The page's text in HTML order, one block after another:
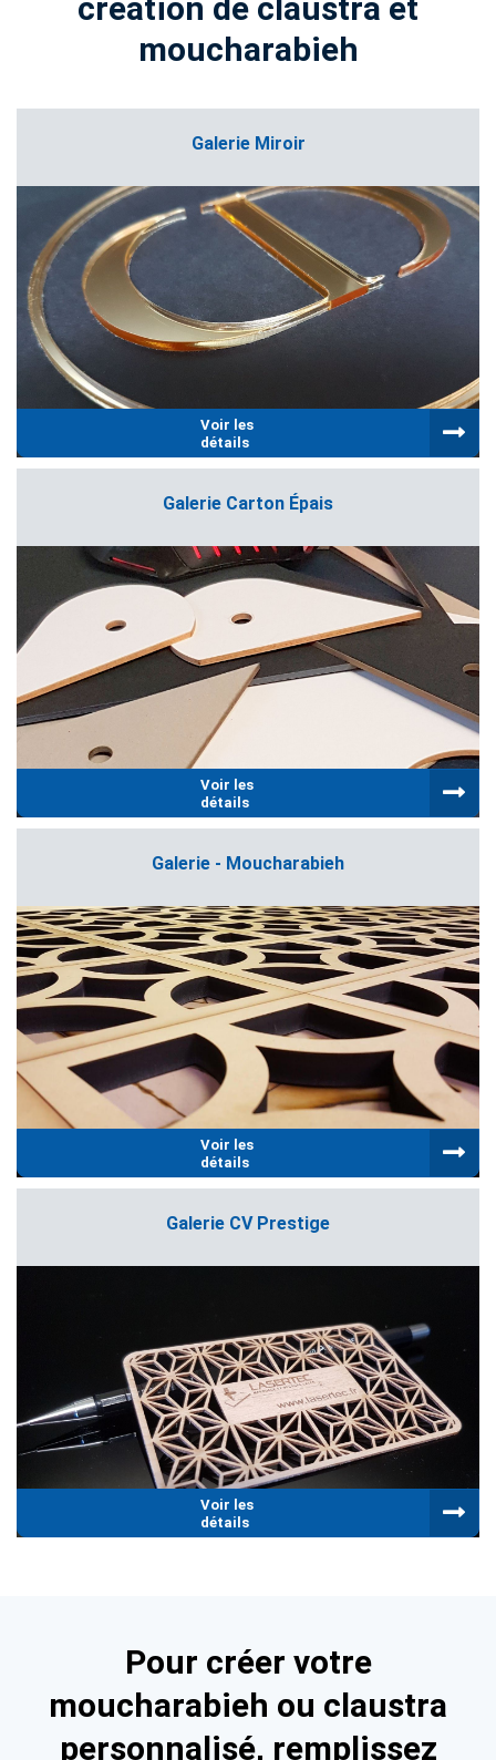
création de claustra et
moucharabieh
Galerie Miroir
Voir les
détails
Galerie Carton Épais
Voir les
détails
Galerie - Moucharabieh
Voir les
détails
Galerie CV Prestige
Voir les
détails
Pour créer votre
moucharabieh ou claustra
personnalisé, remplissez